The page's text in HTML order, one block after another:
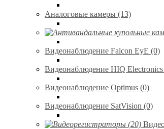
Аналоговые камеры (13)
Видеонаблюдение Falcon EyE (0)
Видеонаблюдение HIQ
Видеонаблюдение Optimus (0)
Видеонаблюдение SatVision (0)